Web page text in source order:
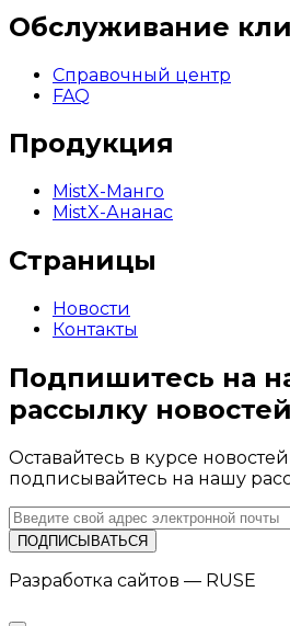
Обслуживание
Справочный центр
FAQ
Продукция
MistX-Манго
MistX-Ананас
Страницы
Новости
Контакты
Подпишитесь на
рассылку новостей
Оставайтесь в курсе
подписывайтесь на нашу
Разработка сайтов — RUSE